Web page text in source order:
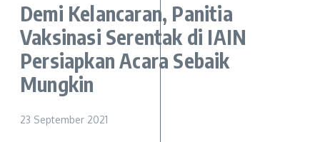
Demi Kelancaran, Panitia
Vaksinasi Serentak di IAIN
Persiapkan Acara Sebaik
Mungkin
23 September 2021